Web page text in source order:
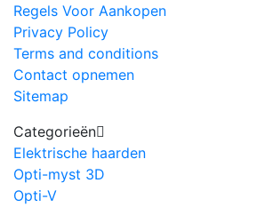
Regels Voor Aankopen
Privacy Policy
Terms and conditions
Contact opnemen
Sitemap
Categorieën
Elektrische haarden
Opti-myst 3D
Opti-V